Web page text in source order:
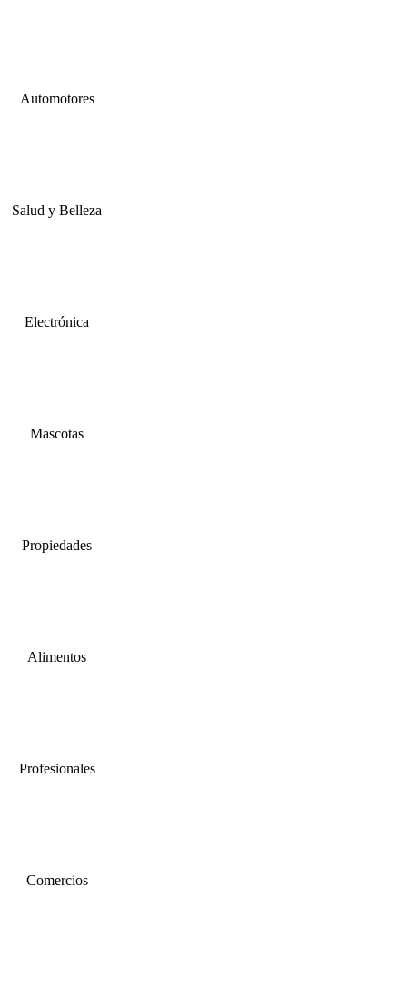
Automotores
Salud y Belleza
Electrónica
Mascotas
Propiedades
Alimentos
Profesionales
Comercios